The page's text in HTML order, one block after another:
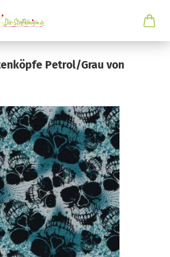
Petrol/Grau von